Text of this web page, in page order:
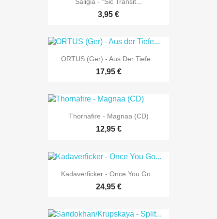
3,95 €
ORTUS (Ger) - Aus Der Tiefe...
17,95 €
Thornafire - Magnaa (CD)
12,95 €
Kadaverficker - Once You Go...
24,95 €